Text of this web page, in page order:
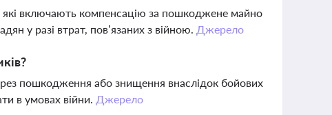
які включають компенсацію за пошкоджене майно
у разі втрат, пов’язаних з війною. Джерело
пошкодження або знищення внаслідок бойових
в умовах війни. Джерело